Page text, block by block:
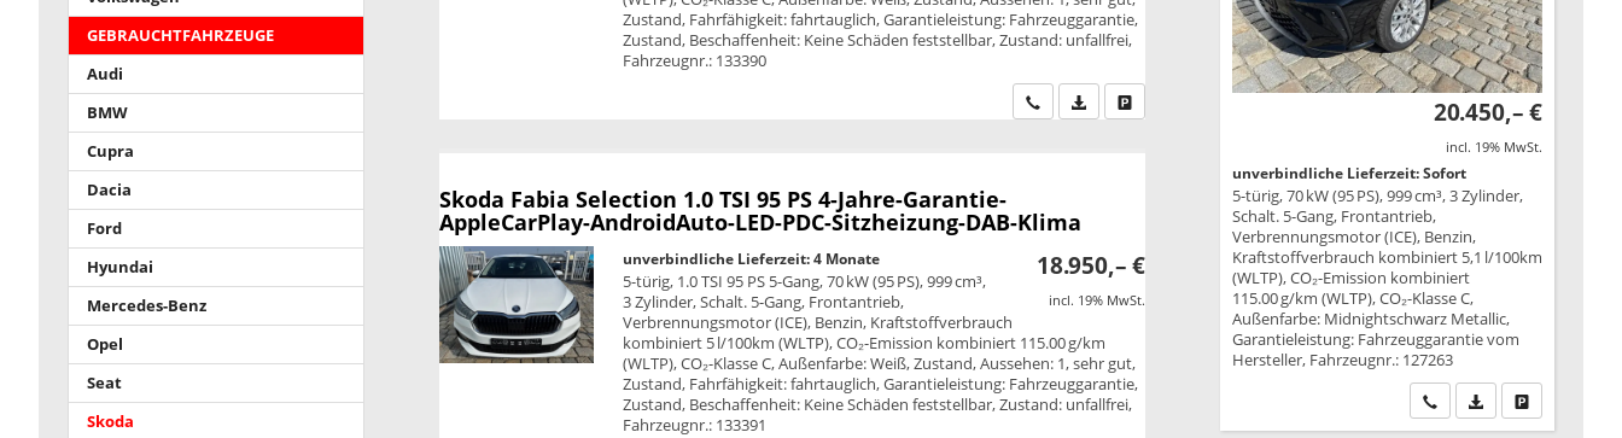
Zustand, Fahrfähigkeit: fahrtauglich, Garantieleistung: Fahrzeuggarantie,
Zustand, Beschaffenheit: Keine Schäden feststellbar, Zustand: unfallfrei,
Fahrzeugnr.: 133390
Wir rufen Sie anPDF-Datei, Fahrzeugexposé drucken
Skoda Fabia Selection 1.0 TSI 95 PS 4-Jahre-Garantie-
AppleCarPlay-AndroidAuto-LED-PDC-Sitzheizung-DAB-Klima
18.950,– €
incl. 19% MwSt.
unverbindliche Lieferzeit:4 Monate
5-türig, 1.0 TSI 95 PS 5-Gang, 70 kW (95 PS), 999 cm³,
3 Zylinder, Schalt. 5-Gang, Frontantrieb,
Verbrennungsmotor (ICE), Benzin, Kraftstoffverbrauch
kombiniert 5 l/100km (WLTP), CO₂-Emission kombiniert 115.00 g/km
(WLTP), CO₂-Klasse C, Außenfarbe: Weiß, Zustand, Aussehen: 1, sehr gut,
Zustand, Fahrfähigkeit: fahrtauglich, Garantieleistung: Fahrzeuggarantie,
Zustand, Beschaffenheit: Keine Schäden feststellbar, Zustand: unfallfrei,
Fahrzeugnr.: 133391
GEBRAUCHTFAHRZEUGE
Audi
BMW
Cupra
Dacia
Ford
Hyundai
Mercedes-Benz
Opel
Seat
Skoda
20.450,– €
incl. 19% MwSt.
unverbindliche Lieferzeit: Sofort
5-türig, 70 kW (95 PS), 999 cm³, 3 Zylinder,
Schalt. 5-Gang, Frontantrieb,
Verbrennungsmotor (ICE), Benzin,
Kraftstoffverbrauch kombiniert 5,1 l/100km
(WLTP), CO₂-Emission kombiniert
115.00 g/km (WLTP), CO₂-Klasse C,
Außenfarbe: Midnightschwarz Metallic,
Garantieleistung: Fahrzeuggarantie vom
Hersteller, Fahrzeugnr.: 127263
Wir rufen Sie an
PDF-Datei,Drucken,